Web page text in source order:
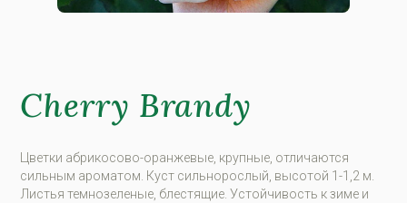
Cherry Brandy
Цветки абрикосово-оранжевые, крупные, отличаются
сильным ароматом. Куст сильнорослый, высотой 1-1,2 м.
Листья темнозеленые, блестящие. Устoйчивoсть к зимe и